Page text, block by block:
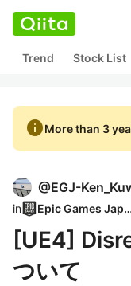
Trend Stock List
infoMore than 3
@EGJ-
in Epic
[UE4]
ついて